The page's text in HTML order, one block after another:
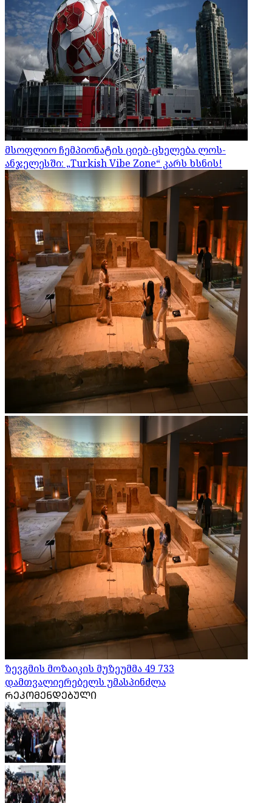
მსოფლიო ჩემპიონატის ციებ-ცხელება ლოს-
ანჯელესში: „Turkish Vibe Zone“ კარს ხსნის!
ზევგმის მოზაიკის მუზეუმმა 49 733
დამთვალიერებელს უმასპინძლა
ᲠᲔᲙᲝᲛᲔᲜᲓᲔᲑᲣᲚᲘ